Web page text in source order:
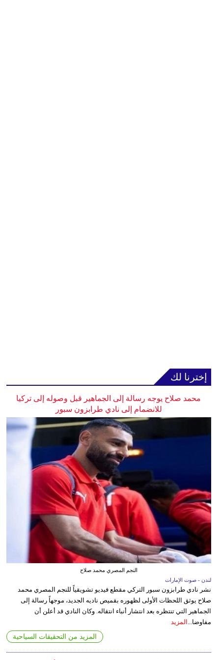
إخترنا لك
محمد صلاح يوجه رسالة إلى الجماهير قبل وصوله إلى تركيا
للانضمام إلى نادي طرابزون سبور
النجم المصري محمد صلاح
لندن - صوت الإمارات
نشر نادي طرابزون سبور التركي مقطع فيديو تشويقياً للنجم المصري محمد
صلاح يوثق اللحظات الأولى لظهوره بقميص ناديه الجديد، موجهاً رسالة إلى
الجماهير التي تنتظره بعد انتشار أنباء انتقاله. وكان النادي قد أعلن أن
مفاوضا... المزيد
المزيد من التحقيقات السياحية